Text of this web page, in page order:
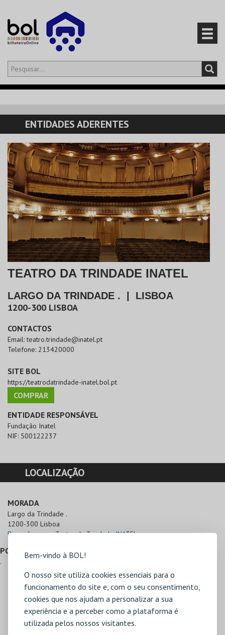
Bem-vindo à BOL!
O nosso site utiliza cookies essenciais para o
funcionamento do site e, com o seu consentimento,
cookies que nos ajudam a personalizar a sua
experiência e a perceber como a plataforma é
utilizada pelos nossos visitantes.
Olá,iniciar sessão
CARRINHO
EVENTOS
CARTÕES
PRODUTOS
ENTIDADES ADERENTES
TEATRO DA TRINDADE INATEL
LARGO DA TRINDADE . LISBOA
1200-300 LISBOA
CONTACTOS
Email:teatro.trindade@inatel.pt
Telefone: 213420000
SITE BOL
https://teatrodatrindade-inatel.bol.pt
COMPRAR
ENTIDADE RESPONSÁVEL
Fundação Inatel
NIF: 500122237
LOCALIZAÇÃO
MORADA
Largo da Trindade .
1200-300 Lisboa
Direcções para Teatro da Trindade INATEL
PONTOS DE REFERÊNCIA
.